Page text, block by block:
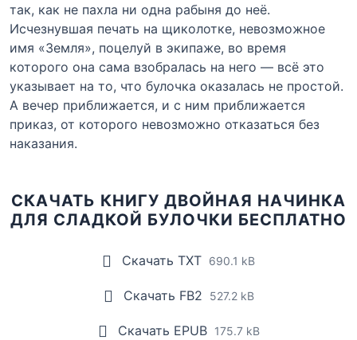
так, как не пахла ни одна рабыня до неё.
Исчезнувшая печать на щиколотке, невозможное
имя «Земля», поцелуй в экипаже, во время
которого она сама взобралась на него — всё это
указывает на то, что булочка оказалась не простой.
А вечер приближается, и с ним приближается
приказ, от которого невозможно отказаться без
наказания.
СКАЧАТЬ КНИГУ ДВОЙНАЯ НАЧИНКА
ДЛЯ СЛАДКОЙ БУЛОЧКИ БЕСПЛАТНО
Скачать TXT 690.1 kB
Скачать FB2 527.2 kB
Скачать EPUB 175.7 kB